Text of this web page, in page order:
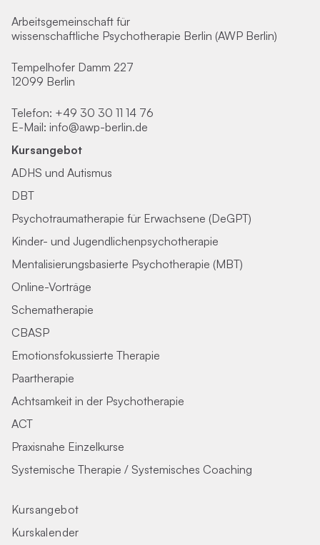
Arbeitsgemeinschaft für
wissenschaftliche Psychotherapie Berlin (AWP Berlin)
Tempelhofer Damm 227
12099 Berlin
Telefon: +49 30 30 11 14 76
E-Mail: info@awp-berlin.de
Kursangebot
ADHS und Autismus
DBT
Psychotraumatherapie für Erwachsene (DeGPT)
Kinder- und Jugendlichenpsychotherapie
Mentalisierungsbasierte Psychotherapie (MBT)
Online-Vorträge
Schematherapie
CBASP
Emotionsfokussierte Therapie
Paartherapie
Achtsamkeit in der Psychotherapie
ACT
Praxisnahe Einzelkurse
Systemische Therapie / Systemisches Coaching
Kursangebot
Kurskalender